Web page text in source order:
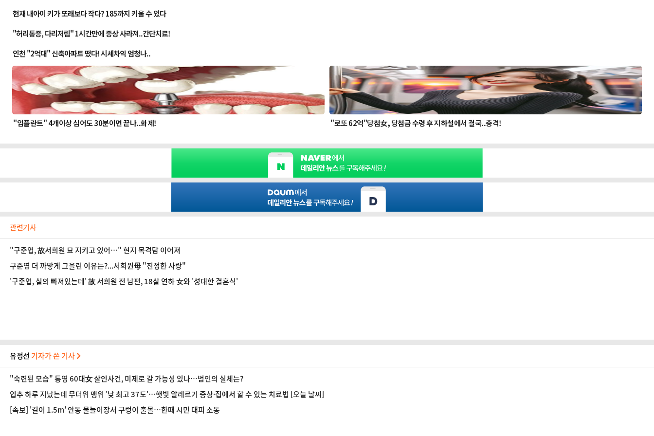
관련기사
"구준엽, 故서희원 묘 지키고 있어…" 현지 목격담 이어져
구준엽 더 까맣게 그을린 이유는?...서희원母 "진정한 사랑"
'구준엽, 실의 빠져있는데' 故 서희원 전 남편, 18살 연하 女와 '성대한 결혼식'
유정선 기자가 쓴 기사
"숙련된 모습" 통영 60대女 살인사건, 미제로 갈 가능성 있나…범인의 실체는?
입추 하루 지났는데 무더위 맹위 '낮 최고 37도'…햇빛 알레르기 증상·집에서 할 수 있는 치료법 [오늘 날씨]
[속보] '길이 1.5m' 안동 물놀이장서 구렁이 출몰…한때 시민 대피 소동